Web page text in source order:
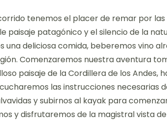
tenemos el placer de remar por las
paisaje patagónico y el silencio de la
una deliciosa comida, beberemos vino
Comenzaremos nuestra aventura
paisaje de la Cordillera de los Andes,
las instrucciones necesarias
y subirnos al kayak para
y disfrutaremos de la magistral vista